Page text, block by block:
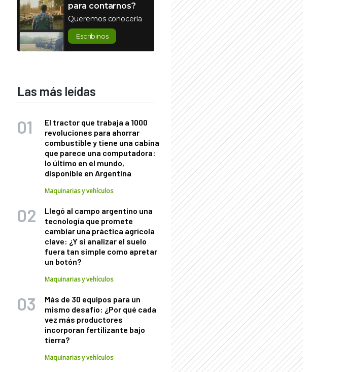
para contarnos?
Queremos conocerla
Escribinos
Las más leídas
El tractor que trabaja a 1000
revoluciones para ahorrar
combustible y tiene una cabina
que parece una computadora:
lo último en el mundo,
disponible en Argentina
Maquinarias y vehículos
Llegó al campo argentino una
tecnología que promete
cambiar una práctica agrícola
clave: ¿Y si analizar el suelo
fuera tan simple como apretar
un botón?
Maquinarias y vehículos
Más de 30 equipos para un
mismo desafío: ¿Por qué cada
vez más productores
incorporan fertilizante bajo
tierra?
Maquinarias y vehículos